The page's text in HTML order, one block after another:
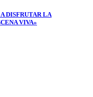
DISFRUTAR LA
VIVA»